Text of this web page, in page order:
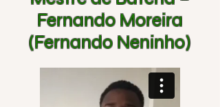
Fernando Moreira
(Fernando Neninho)